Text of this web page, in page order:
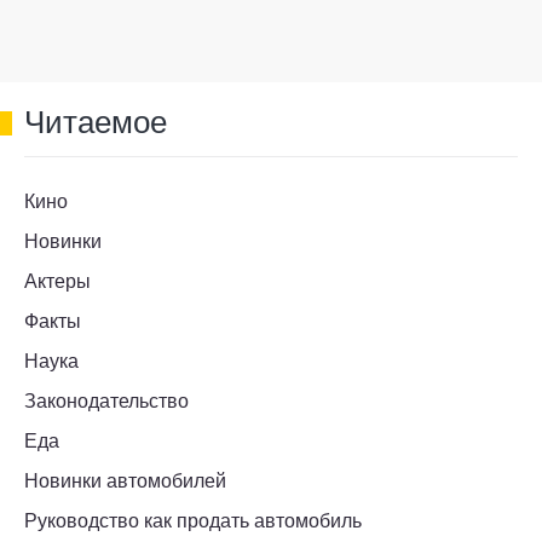
Читаемое
Кино
Новинки
Актеры
Факты
Наука
Законодательство
Еда
Новинки автомобилей
Руководство как продать автомобиль